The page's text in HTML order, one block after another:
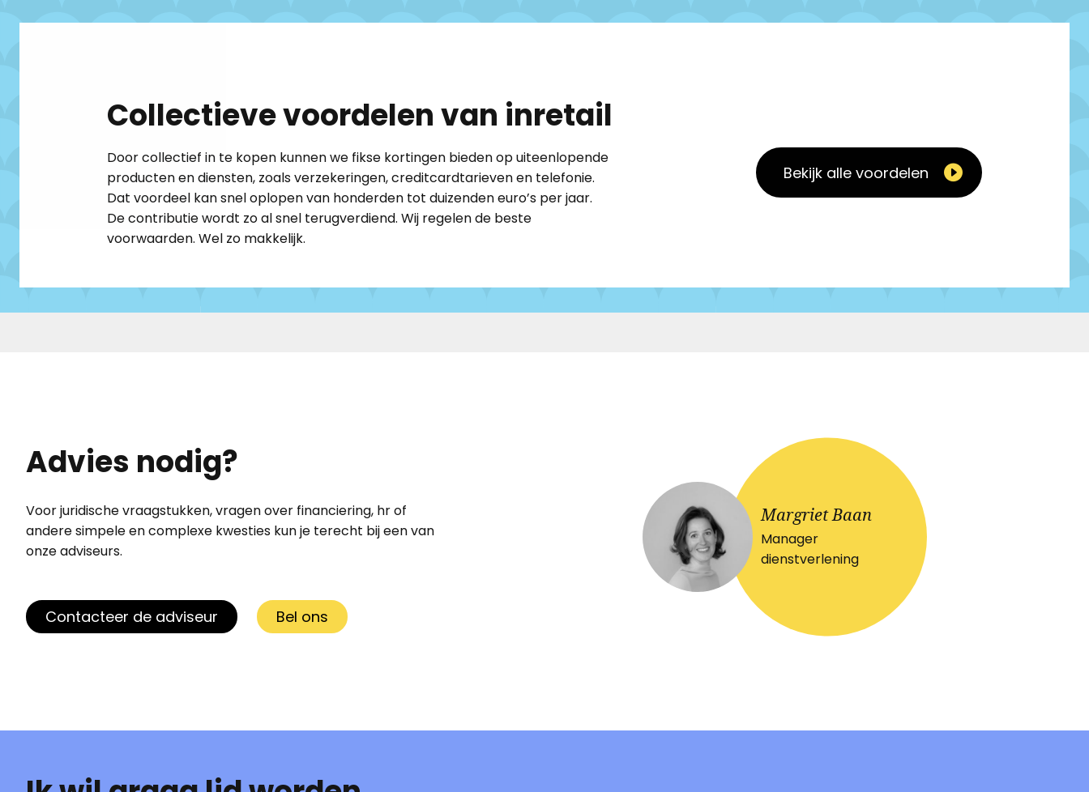
Collectieve voordelen van inretail
Door collectief in te kopen kunnen we fikse kortingen ​bieden op uiteenlopende
producten en diensten, zoals verzekeringen, creditcardtarieven en telefonie.
Dat voordeel kan snel oplopen van honderden tot duizenden euro’s per jaar.
De contributie wordt zo al snel terugverdiend. Wij regelen de beste
voorwaarden. Wel zo makkelijk. ​
Bekijk alle voordelen
Advies nodig?
Voor juridische vraagstukken, vragen over financiering, hr of
andere simpele en complexe kwesties kun je terecht bij een van
onze adviseurs.
Contacteer de adviseur Bel ons
Margriet Baan
Manager
dienstverlening